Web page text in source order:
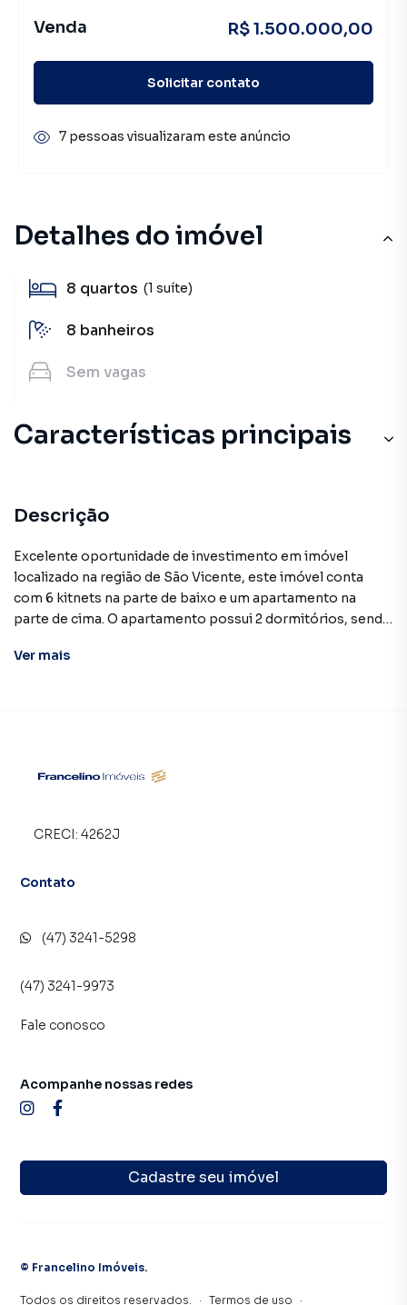
Detalhes do imóvel
8 quartos (1 suíte)
8 banheiros
Sem vagas
Características principais
Descrição
Excelente oportunidade de investimento em imóvel
localizado na região de São Vicente, este imóvel conta
com 6 kitnets na parte de baixo e um apartamento na
parte de cima. O apartamento possui 2 dormitórios, sendo
Não perca essa chance única de adquirir um imóvel versátil,
Ver mais
Venda R$ 1.500.000,00
Solicitar contato
7 pessoas visualizaram este anúncio
CRECI: 4262J
Contato
(47) 3241-5298
(47) 3241-9973
Fale conosco
Cadastre seu imóvel
Acompanhe nossas redes
© Francelino Imóveis.
Todos os direitos reservados. · Termos de uso ·